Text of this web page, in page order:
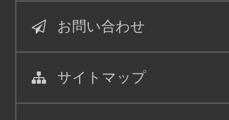
お問い合わせ
サイトマップ